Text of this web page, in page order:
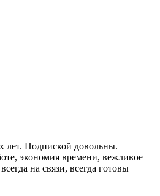
лет. Подпиской довольны.
экономия времени, вежливое
на связи, всегда готовы